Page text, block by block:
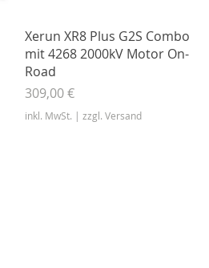
Schnellansicht
Xerun XR8 Plus G2S Combo
mit 4268 2000kV Motor On-
Road
Preis
309,00 €
inkl. MwSt. | zzgl. Versand